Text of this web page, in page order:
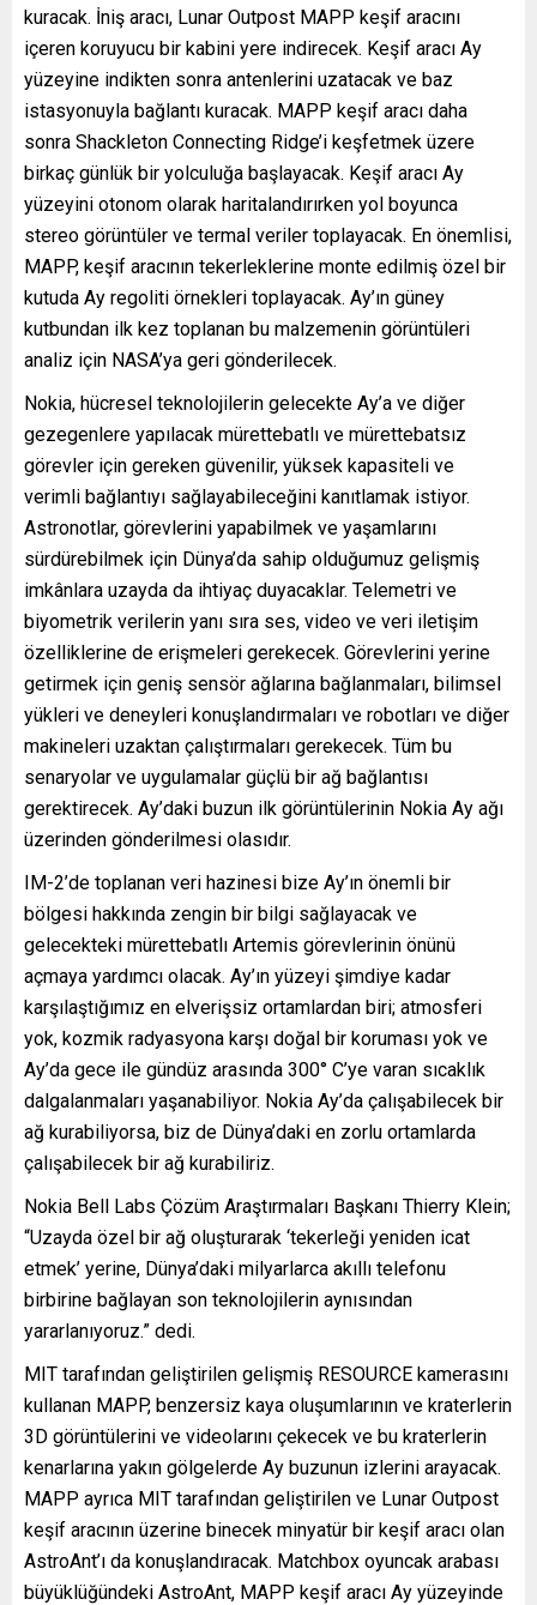
kuracak. İniş aracı, Lunar Outpost MAPP keşif aracını
içeren koruyucu bir kabini yere indirecek. Keşif aracı Ay
yüzeyine indikten sonra antenlerini uzatacak ve baz
istasyonuyla bağlantı kuracak. MAPP keşif aracı daha
sonra Shackleton Connecting Ridge’i keşfetmek üzere
birkaç günlük bir yolculuğa başlayacak. Keşif aracı Ay
yüzeyini otonom olarak haritalandırırken yol boyunca
stereo görüntüler ve termal veriler toplayacak. En önemlisi,
MAPP, keşif aracının tekerleklerine monte edilmiş özel bir
kutuda Ay regoliti örnekleri toplayacak. Ay’ın güney
kutbundan ilk kez toplanan bu malzemenin görüntüleri
analiz için NASA’ya geri gönderilecek.
Nokia, hücresel teknolojilerin gelecekte Ay’a ve diğer
gezegenlere yapılacak mürettebatlı ve mürettebatsız
görevler için gereken güvenilir, yüksek kapasiteli ve
verimli bağlantıyı sağlayabileceğini kanıtlamak istiyor.
Astronotlar, görevlerini yapabilmek ve yaşamlarını
sürdürebilmek için Dünya’da sahip olduğumuz gelişmiş
imkânlara uzayda da ihtiyaç duyacaklar. Telemetri ve
biyometrik verilerin yanı sıra ses, video ve veri iletişim
özelliklerine de erişmeleri gerekecek. Görevlerini yerine
getirmek için geniş sensör ağlarına bağlanmaları, bilimsel
yükleri ve deneyleri konuşlandırmaları ve robotları ve diğer
makineleri uzaktan çalıştırmaları gerekecek. Tüm bu
senaryolar ve uygulamalar güçlü bir ağ bağlantısı
gerektirecek. Ay’daki buzun ilk görüntülerinin Nokia Ay ağı
üzerinden gönderilmesi olasıdır.
IM-2’de toplanan veri hazinesi bize Ay’ın önemli bir
bölgesi hakkında zengin bir bilgi sağlayacak ve
gelecekteki mürettebatlı Artemis görevlerinin önünü
açmaya yardımcı olacak. Ay’ın yüzeyi şimdiye kadar
karşılaştığımız en elverişsiz ortamlardan biri; atmosferi
yok, kozmik radyasyona karşı doğal bir koruması yok ve
Ay’da gece ile gündüz arasında 300° C’ye varan sıcaklık
dalgalanmaları yaşanabiliyor. Nokia Ay’da çalışabilecek bir
ağ kurabiliyorsa, biz de Dünya’daki en zorlu ortamlarda
çalışabilecek bir ağ kurabiliriz.
Nokia Bell Labs Çözüm Araştırmaları Başkanı Thierry Klein;
“Uzayda özel bir ağ oluşturarak ‘tekerleği yeniden icat
etmek’ yerine, Dünya’daki milyarlarca akıllı telefonu
birbirine bağlayan son teknolojilerin aynısından
yararlanıyoruz.” dedi.
MIT tarafından geliştirilen gelişmiş RESOURCE kamerasını
kullanan MAPP, benzersiz kaya oluşumlarının ve kraterlerin
3D görüntülerini ve videolarını çekecek ve bu kraterlerin
kenarlarına yakın gölgelerde Ay buzunun izlerini arayacak.
MAPP ayrıca MIT tarafından geliştirilen ve Lunar Outpost
keşif aracının üzerine binecek minyatür bir keşif aracı olan
AstroAnt’ı da konuşlandıracak. Matchbox oyuncak arabası
büyüklüğündeki AstroAnt, MAPP keşif aracı Ay yüzeyinde